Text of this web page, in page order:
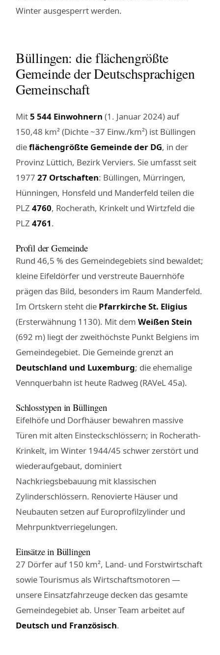
Winter ausgesperrt werden.
Büllingen: die flächengrößte
Gemeinde der Deutschsprachigen
Gemeinschaft
Mit5 544 Einwohnern (1. Januar 2024) auf
150,48 km² (Dichte ~37 Einw./km²) ist Büllingen
dieflächengrößte Gemeinde der DG, in der
Provinz Lüttich, Bezirk Verviers. Sie umfasst seit
1977 27 Ortschaften: Büllingen, Mürringen,
Hünningen, Honsfeld und Manderfeld teilen die
PLZ 4760, Rocherath, Krinkelt und Wirtzfeld die
PLZ 4761.
Profil der Gemeinde
Rund 46,5 % des Gemeindegebiets sind bewaldet;
kleine Eifeldörfer und verstreute Bauernhöfe
prägen das Bild, besonders im Raum Manderfeld.
Im Ortskern steht die Pfarrkirche St. Eligius
(Ersterwähnung 1130). Mit dem Weißen Stein
(692 m) liegt der zweithöchste Punkt Belgiens im
Gemeindegebiet. Die Gemeinde grenzt an
Deutschland und Luxemburg; die ehemalige
Vennquerbahn ist heute Radweg (RAVeL 45a).
Schlosstypen in Büllingen
Eifelhöfe und Dorfhäuser bewahren massive
Türen mit alten Einsteckschlössern; in Rocherath-
Krinkelt, im Winter 1944/45 schwer zerstört und
wiederaufgebaut, dominiert
Nachkriegsbebauung mit klassischen
Zylinderschlössern. Renovierte Häuser und
Neubauten setzen auf Europrofilzylinder und
Mehrpunktverriegelungen.
Einsätze in Büllingen
27 Dörfer auf 150 km², Land- und Forstwirtschaft
sowie Tourismus als Wirtschaftsmotoren —
unsere Einsatzfahrzeuge decken das gesamte
Gemeindegebiet ab. Unser Team arbeitet auf
Deutsch und Französisch.